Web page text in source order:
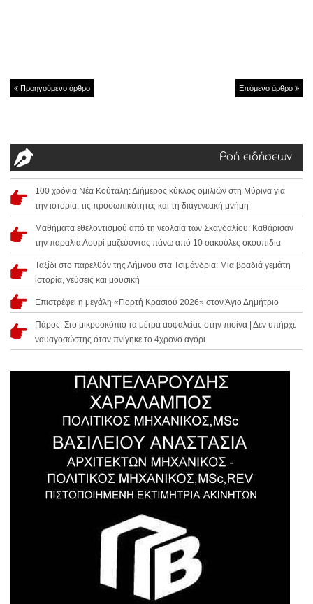
Προηγούμενο άρθρο Επόμενο άρθρο
Ροή ειδήσεων
100 χρόνια Νέα Κούταλη: Διήμερος κύκλος ομιλιών στη Μύρινα για
την ιστορία, τις προσωπικότητες και τη διαγενεακή μνήμη
Μαθήματα εθελοντισμού από τη νεολαία των Σκανδαλίου: Καθάρισαν
την παραλία Λουρί μαζεύοντας πάνω από 10 σακούλες σκουπίδια
Ταξίδι στο παρελθόν της Λήμνου στα Τσιμάνδρια: Μια βραδιά γεμάτη
ιστορία, γεύσεις και μουσική
Επιστρέφει η μεγάλη «Γιορτή Κρασιού 2026» στον Άγιο Δημήτριο
Πάρος: Στο μικροσκόπιο τα μέτρα ασφαλείας στην πισίνα | Δεν υπήρχε
ναυαγοσώστης όταν πνίγηκε το 4χρονο αγόρι